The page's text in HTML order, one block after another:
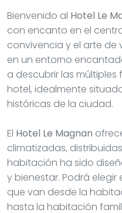
Bienvenido al Hotel Le
con encanto en el
convivencia y el arte de
en un entorno
a descubrir las
hotel, idealmente
históricas de la ciudad.
El Hotel Le Magnan
climatizadas,
habitación ha sido
y bienestar. Podrá
que van desde la
hasta la habitación